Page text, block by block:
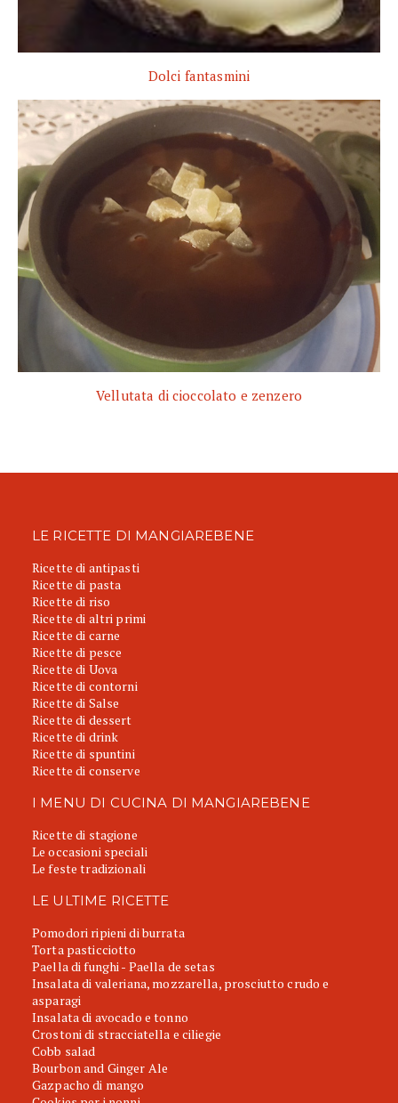
Dolci fantasmini
Vellutata di cioccolato e zenzero
LE RICETTE DI MANGIAREBENE
Ricette di antipasti
Ricette di pasta
Ricette di riso
Ricette di altri primi
Ricette di carne
Ricette di pesce
Ricette di Uova
Ricette di contorni
Ricette di Salse
Ricette di dessert
Ricette di drink
Ricette di spuntini
Ricette di conserve
I MENU DI CUCINA DI MANGIAREBENE
Ricette di stagione
Le occasioni speciali
Le feste tradizionali
LE ULTIME RICETTE
Pomodori ripieni di burrata
Torta pasticciotto
Paella di funghi - Paella de setas
Insalata di valeriana, mozzarella, prosciutto crudo e
asparagi
Insalata di avocado e tonno
Crostoni di stracciatella e ciliegie
Cobb salad
Bourbon and Ginger Ale
Gazpacho di mango